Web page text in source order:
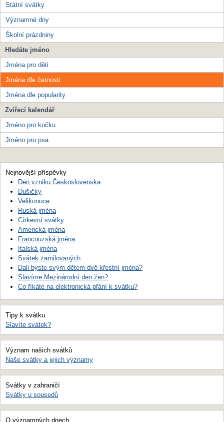
Státní svátky
Významné dny
Školní prázdniny
Hledáte jméno
Jména pro děti
Jména dle četnosti
Jména dle popularity
Zvířecí kalendář
Jméno pro kočku
Jméno pro psa
Nejnovější příspěvky
Den vzniku Československa
Dušičky
Velikonoce
Ruská jména
Církevní svátky
Americká jména
Francouzská jména
Italská jména
Svátek zamilovaných
Dali byste svým dětem dvě křestní jména?
Slavíme Mezinárodní den žen?
Co říkáte na elektronická přání k svátku?
Tipy k svátku
Slavíte svátek?
Význam našich svátků
Naše svátky a jejich významy
Svátky v zahraničí
Svátky u sousedů
O významných dnech